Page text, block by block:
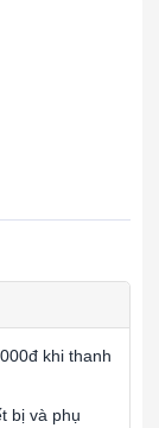
khi thanh
bị và phụ